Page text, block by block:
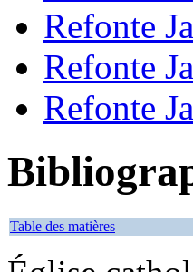
Refonte
Refonte
Refonte
Table des matières